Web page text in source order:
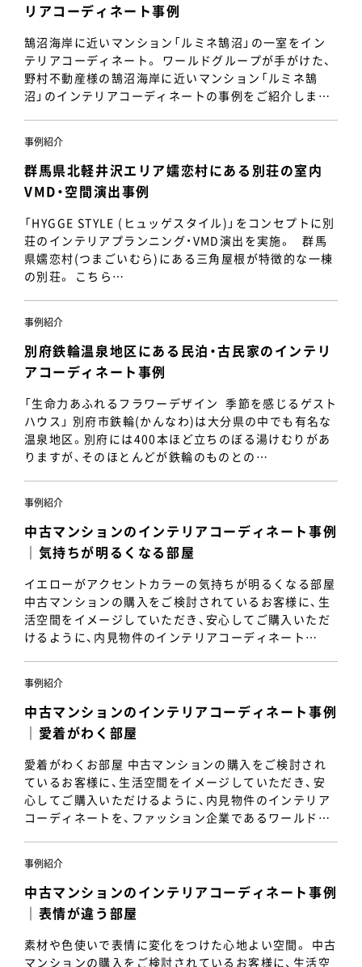
リアコーディネート事例
鵠沼海岸に近いマンション「ルミネ鵠沼」の一室をイン
テリアコーディネート。 ワールドグループが手がけた、
野村不動産様の鵠沼海岸に近いマンション「ルミネ鵠
沼」のインテリアコーディネートの事例をご紹介しま…
事例紹介
群馬県北軽井沢エリア嬬恋村にある別荘の室内
VMD・空間演出事例
「HYGGE STYLE (ヒュッゲスタイル)」をコンセプトに別
荘のインテリアプランニング・VMD演出を実施。 群馬
県嬬恋村(つまごいむら)にある三角屋根が特徴的な一棟
の別荘。 こちら…
事例紹介
別府鉄輪温泉地区にある民泊・古民家のインテリ
アコーディネート事例
「生命力あふれるフラワーデザイン 季節を感じるゲスト
ハウス」 別府市鉄輪(かんなわ)は大分県の中でも有名な
温泉地区。別府には400本ほど立ちのぼる湯けむりがあ
りますが、そのほとんどが鉄輪のものとの…
事例紹介
中古マンションのインテリアコーディネート事例
｜気持ちが明るくなる部屋
イエローがアクセントカラーの気持ちが明るくなる部屋
中古マンションの購入をご検討されているお客様に、生
活空間をイメージしていただき、安心してご購入いただ
けるように、内見物件のインテリアコーディネート…
事例紹介
中古マンションのインテリアコーディネート事例
｜愛着がわく部屋
愛着がわくお部屋 中古マンションの購入をご検討され
ているお客様に、生活空間をイメージしていただき、安
心してご購入いただけるように、内見物件のインテリア
コーディネートを、ファッション企業であるワールド…
事例紹介
中古マンションのインテリアコーディネート事例
｜表情が違う部屋
素材や色使いで表情に変化をつけた心地よい空間。 中古
マンションの購入をご検討されているお客様に、生活空